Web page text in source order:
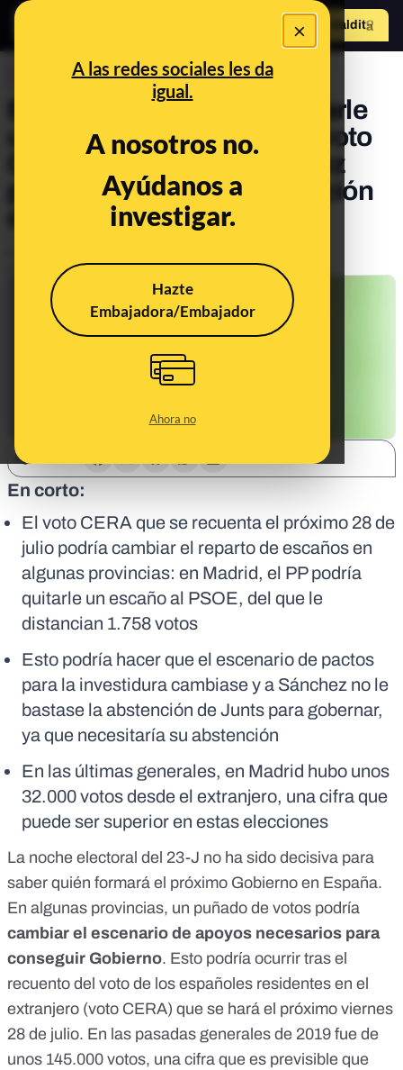
×
A las redes sociales les da
igual.
A nosotros no.
Ayúdanos a
investigar.
Hazte
Embajadora/Embajador
Ahora no
Hazte Maldito
CONTROL DEL PODER
El PP a 1.758 votos de quitarle
un escaño al PSOE con el voto
CERA en Madrid: a Sánchez
podría no valerle la abstención
de Junts
Actualizado elJul 26, 2023, 11:40:00 AM
En corto:
El voto CERA que se recuenta el próximo 28 de
julio podría cambiar el reparto de escaños en
algunas provincias: en Madrid, el PP podría
quitarle un escaño al PSOE, del que le
distancian 1.758 votos
Esto podría hacer que el escenario de pactos
para la investidura cambiase y a Sánchez no le
bastase la abstención de Junts para gobernar,
ya que necesitaría su abstención
En las últimas generales, en Madrid hubo unos
32.000 votos desde el extranjero, una cifra que
puede ser superior en estas elecciones
La noche electoral del 23-J no ha sido decisiva para
saber quién formará el próximo Gobierno en España.
En algunas provincias, un puñado de votos podría
cambiar el escenario de apoyos necesarios para
conseguir Gobierno. Esto podría ocurrir tras el
recuento del voto de los españoles residentes en el
extranjero (voto CERA) que se hará el próximo viernes
28 de julio. En las pasadas generales de 2019 fue de
unos 145.000 votos, una cifra que es previsible que